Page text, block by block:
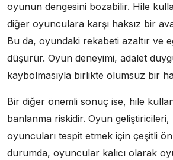
oyunun dengesini bozabilir. Hile
diğer oyunculara karşı haksız bir
Bu da, oyundaki rekabeti azaltır ve
düşürür. Oyun deneyimi, adalet
kaybolmasıyla birlikte olumsuz bir
Bir diğer önemli sonuç ise, hile
banlanma riskidir. Oyun
oyuncuları tespit etmek için çeşitli
durumda, oyuncular kalıcı olarak